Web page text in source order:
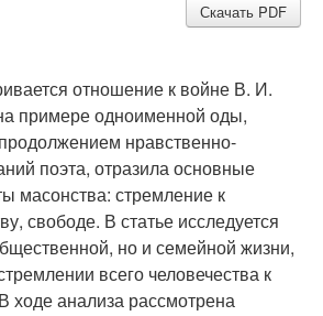
Скачать PDF
отношение к войне В. И.
примере одноименной оды,
нравственно-
поэта, отразила основные
масонства: стремление к
свободе. В статье исследуется
но и семейной жизни,
всего человечества к
ходе анализа рассмотрена